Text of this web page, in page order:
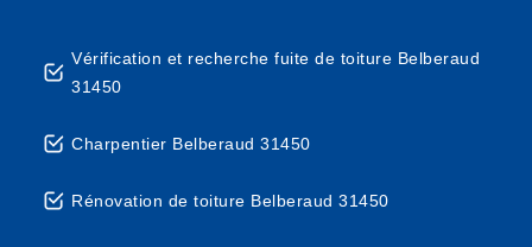
Vérification et recherche fuite de toiture Belberaud
31450
Charpentier Belberaud 31450
Rénovation de toiture Belberaud 31450